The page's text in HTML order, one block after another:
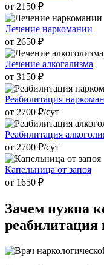
от 2150 ₽
Лечение наркомании
от 2650 ₽
Лечение алкогализма
от 3150 ₽
Реабилитация
от 2700 ₽/cут
Реабилитация
от 2700 ₽/cут
Капельница от запоя
от 1650 ₽
Зачем нужна
реабилитация